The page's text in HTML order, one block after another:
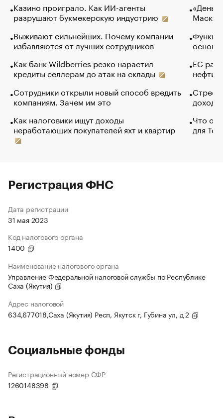
Казино проиграло. Как ИИ-агенты
разрушают букмекерскую индустрию
Выживают сильнейших. Почему компании
избавляются от лучших сотрудников
Как банк Wildberries резко нарастил
кредиты селлерам до атак на склады
Сотрудники открыли новый способ вредить
компаниям. Зачем им это
Как налоговики ищут доходы
неработающих покупателей яхт и квартир
Маск в
основ
ЕС
нефти
Что
для
Регистрация ФНС
Дата регистрации
31 мая 2023
Код налогового органа
1400
Наименование налогового органа
Управление Федеральной налоговой службы по Республике
Саха (Якутия)
Адрес налоговой
634,677018,Саха (Якутия) Респ, Якутск г, Губина ул, д 2
Социальные фонды
Регистрационный номер СФР
1260148398